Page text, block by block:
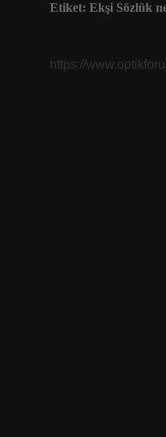
Etiket: Ekşi Sözlük
https://